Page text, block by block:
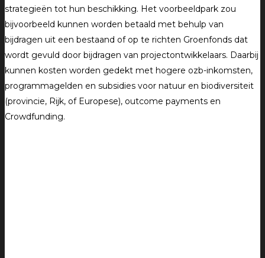
strategieën tot hun beschikking. Het voorbeeldpark zou
bijvoorbeeld kunnen worden betaald met behulp van
bijdragen uit een bestaand of op te richten Groenfonds dat
wordt gevuld door bijdragen van projectontwikkelaars. Daarbij
kunnen kosten worden gedekt met hogere ozb-inkomsten,
programmagelden en subsidies voor natuur en biodiversiteit
(provincie, Rijk, of Europese), outcome payments en
Crowdfunding.